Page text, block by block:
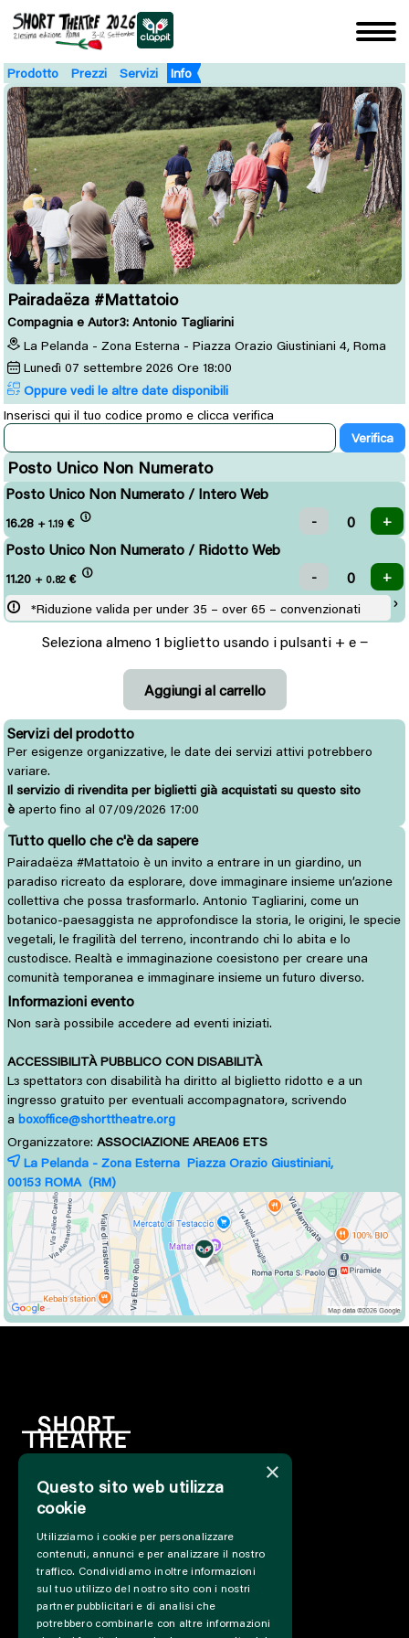
Prodotto Prezzi Servizi Info
Pairadaëza #Mattatoio
Compagnia e Autor3: Antonio Tagliarini
La Pelanda - Zona Esterna - Piazza Orazio Giustiniani 4, Roma
Lunedì 07 settembre 2026 Ore 18:00
Oppure vedi le altre date disponibili
Inserisci qui il tuo codice promo e clicca verifica
Posto Unico Non Numerato
Posto Unico Non Numerato / Intero Web
16.28 + 1.19 €
Posto Unico Non Numerato / Ridotto Web
11.20 + 0.82 €
*Riduzione valida per under 35 – over 65 – convenzionati
Seleziona almeno 1 biglietto usando i pulsanti + e −
Servizi del prodotto
Per esigenze organizzative, le date dei servizi attivi potrebbero
variare.
Il servizio di rivendita per biglietti già acquistati su questo sito
è aperto fino al 07/09/2026 17:00
Tutto quello che c'è da sapere
Pairadaëza #Mattatoio è un invito a entrare in un giardino, un
paradiso ricreato da esplorare, dove immaginare insieme un’azione
collettiva che possa trasformarlo. Antonio Tagliarini, come un
botanico-paesaggista ne approfondisce la storia, le origini, le specie
vegetali, le fragilità del terreno, incontrando chi lo abita e lo
custodisce. Realtà e immaginazione coesistono per creare una
comunità temporanea e immaginare insieme un futuro diverso.
Informazioni evento
Non sarà possibile accedere ad eventi iniziati.
ACCESSIBILITÀ PUBBLICO CON DISABILITÀ
L ɜ spettatorɜ con disabilità ha diritto al biglietto ridotto e a un
ingresso gratuito per eventuali accompagnatorə, scrivendo
a boxoffice@shorttheatre.org
Organizzatore: ASSOCIAZIONE AREA06 ETS
La Pelanda - Zona Esterna Piazza Orazio Giustiniani,
00153 ROMA (RM)
HOME
SOSTIENICI
PRESS&PROFESSIONAL
CHI SIAMO
PARTNER
PROGETTI E COLLABORAZIONI
×
Questo sito web utilizza
cookie
Utilizziamo i cookie per personalizzare
contenuti, annunci e per analizzare il nostro
traffico. Condividiamo inoltre informazioni
sul tuo utilizzo del nostro sito con i nostri
partner pubblicitari e di analisi che
potrebbero combinarle con altre informazioni